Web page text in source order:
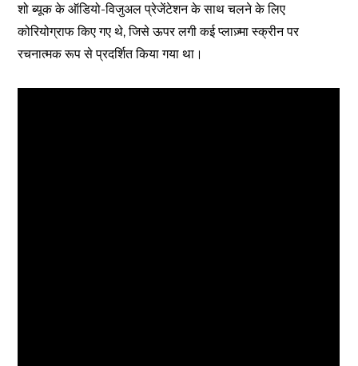
शो ब्यूक के ऑडियो-विजुअल प्रेजेंटेशन के साथ चलने के लिए
कोरियोग्राफ किए गए थे, जिसे ऊपर लगी कई प्लाज़्मा स्क्रीन पर
रचनात्मक रूप से प्रदर्शित किया गया था।